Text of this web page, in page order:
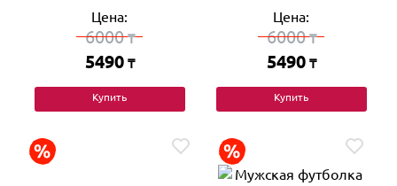
Цена:
6000₸
5490 ₸
Купить
Цена:
6000₸
5490 ₸
Купить